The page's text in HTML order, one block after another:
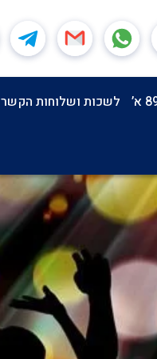
לשכות ושלוחות הקשר